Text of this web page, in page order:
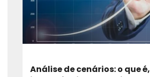
Análise de cenários: o que é,